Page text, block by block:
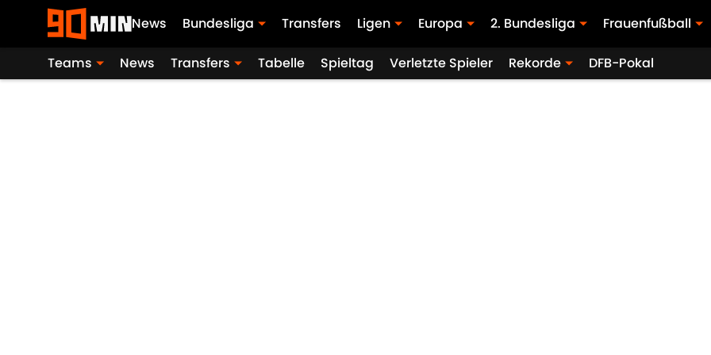
News Bundesliga Transfers Ligen Europa 2. Bundesliga Frauenfußball
Teams News Transfers Tabelle Spieltag Verletzte Spieler Rekorde DFB-Pokal